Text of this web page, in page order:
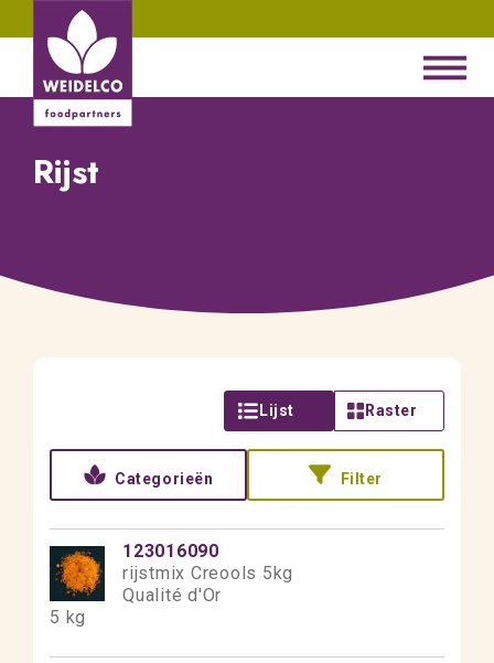
Rijst
Lijst Raster
Categorieën Filter
123016090
rijstmix Creools 5kg
Qualité d'Or
5 kg